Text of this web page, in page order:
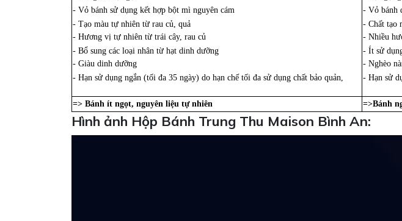
- Vỏ bánh sử dụng kết hợp bột mì nguyên cám
- Vỏ bánh
- Tạo màu tự nhiên từ rau củ, quả
- Hương vị tự nhiên từ trái cây, rau củ
- Chất tạo
- Nhiều
- Bổ sung các loại nhân từ hạt dinh dưỡng
- Giàu dinh dưỡng
- Ít sử
- Nghèo
- Hạn sử dụng ngắn (tối đa 35 ngày) do hạn chế tối đa sử dụng chất bảo quản,
- Hạn sử
=> Bánh ít ngọt, nguyên liệu tự nhiên =>Bánh
Hình ảnh Hộp Bánh Trung Thu Maison Bình An: